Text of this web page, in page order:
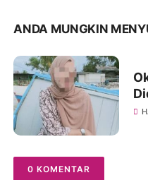
ANDA MUNGKIN
0 KOMENTAR